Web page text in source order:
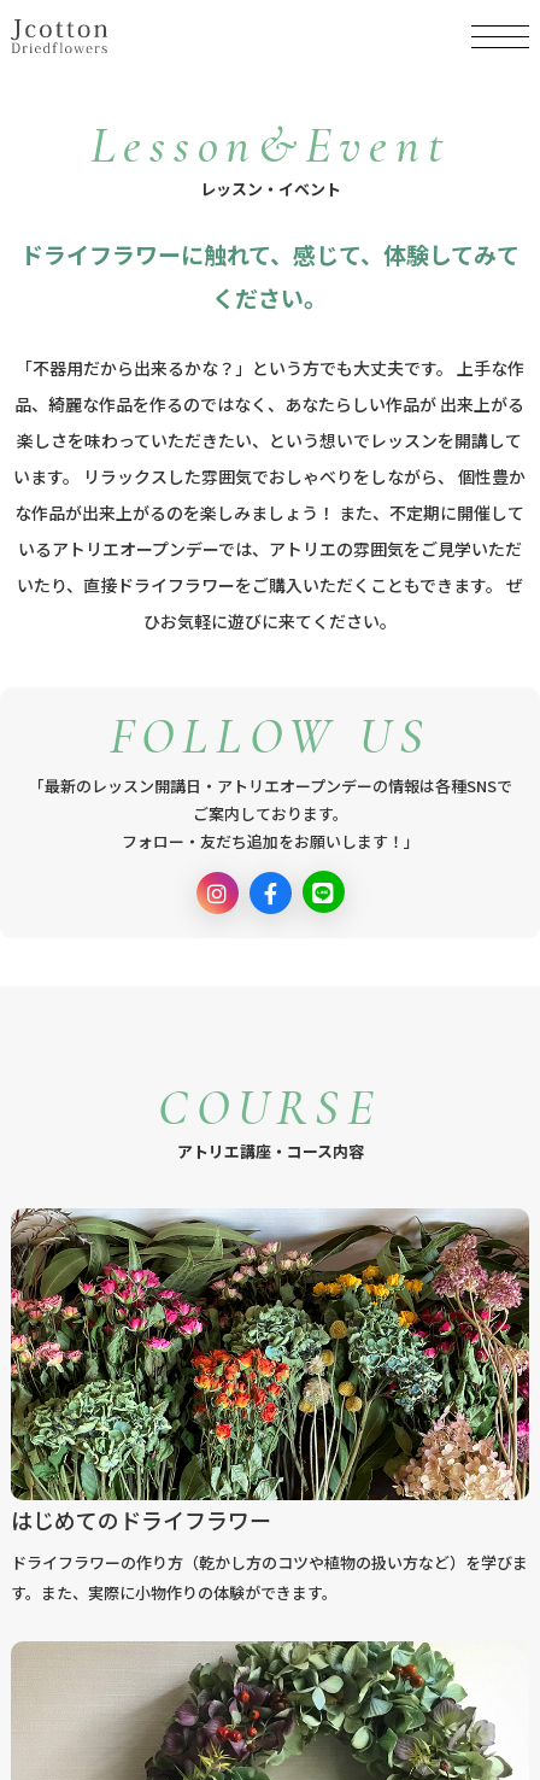
Lesson&Event
レッスン・イベント
ドライフラワーに触れて、感じて、 体験してみて
ください。
「不器用だから出来るかな？」という方でも大丈夫です。 上手な作
品、綺麗な作品を作るのではなく、あなたらしい作品が 出来上がる
楽しさを味わっていただきたい、という想いでレッスンを開講して
います。
リラックスした雰囲気でおしゃべりをしながら、 個性豊か
な作品が出来上がるのを楽しみましょう！ また、不定期に開催して
いるアトリエオープンデーでは、 アトリエの雰囲気をご見学いただ
いたり、 直接ドライフラワーをご購入いただくこともできます。 ぜ
ひお気軽に遊びに来てください。
FOLLOW US
「最新のレッスン開講日・アトリエオープンデーの情報は各種SNSで
ご案内しております。
フォロー・友だち追加をお願いします！」
COURSE
アトリエ講座・コース内容
はじめてのドライフラワー
ドライフラワーの作り方（乾かし方のコツや植物の扱い方など）を学びま
す。また、実際に小物作りの体験ができます。